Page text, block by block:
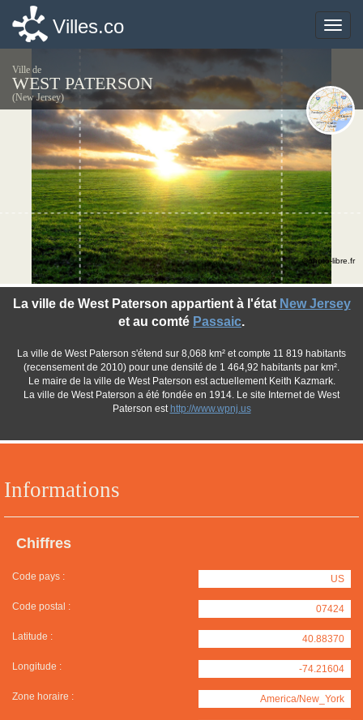
Toggle
Villes.co
Ville de
WEST PATERSON
(New Jersey)
Informations
Chiffres
Code pays : US
Code postal : 07424
Latitude : 40.88370
Longitude : -74.21604
Zone horaire : America/New_York
La ville de West Paterson appartient à l'état New Jersey
et au comté Passaic.
La ville de West Paterson s'étend sur 8,068 km² et compte 11 819 habitants
(recensement de 2010) pour une densité de 1 464,92 habitants par km².
Le maire de la ville de West Paterson est actuellement Keith Kazmark.
La ville de West Paterson a été fondée en 1914. Le site Internet de West
Paterson est http://www.wpnj.us
©photo-libre.fr
Toggle
Villes.co